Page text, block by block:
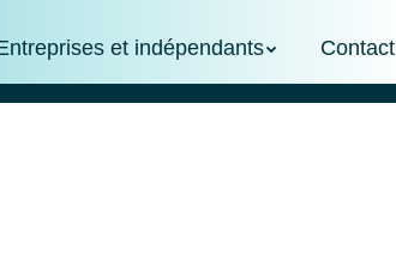
et indépendants Contact